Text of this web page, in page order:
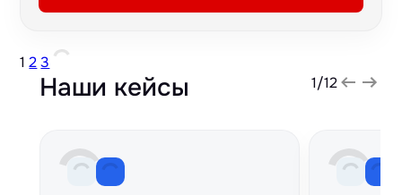
1 2 3
Наши кейсы 1/12